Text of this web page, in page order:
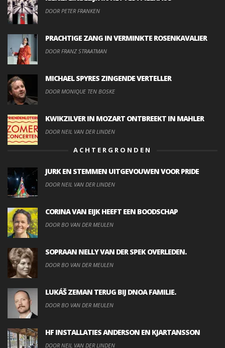
DOOR PETER FRANKEN
PRACHTIGE ZANG IN VERMINKTE ROSENKAVALIER
DOOR FRANZ STRAATMAN
MICHAEL SPYRES ZINGENDE VERTELLER
DOOR MONIQUE TEN BOSKE
KWIKZILVER IN MOZART ONTBREEKT IN MAHLER
DOOR NEIL VAN DER LINDEN
ACHTERGRONDEN
JURK EN STEMMEN UITGEVOUWEN VOOR PRIDE
DOOR NEIL VAN DER LINDEN
CORINA VAN EIJK HEEFT EEN BOODSCHAP
DOOR BO VAN DER MEULEN
SOPRAAN NELLY VAN DER SPEK OVERLEDEN.
DOOR BO VAN DER MEULEN
LUKÁŠ ZEMAN TERUG BIJ DNOA FAMILIE.
DOOR BO VAN DER MEULEN
HF INSTALLATIES ANDERSON EN KJARTANSSON
DOOR NEIL VAN DER LINDEN